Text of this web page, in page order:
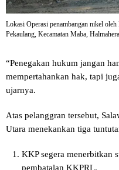
Lokasi Operasi penambangan nikel
Pekaulang, Kecamatan Maba,
“Penegakan hukum jangan
mempertahankan hak, tapi
ujarnya.
Atas pelanggran tersebut,
Utara menekankan tiga
KKP segera menerbitkan
pembatalan KKPRL.